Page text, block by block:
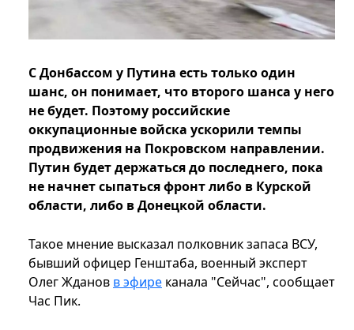
С Донбассом у Путина есть только один
шанс, он понимает, что второго шанса у него
не будет. Поэтому российские
оккупационные войска ускорили темпы
продвижения на Покровском направлении.
Путин будет держаться до последнего, пока
не начнет сыпаться фронт либо в Курской
области, либо в Донецкой области.
Такое мнение высказал полковник запаса ВСУ,
бывший офицер Генштаба, военный эксперт
Олег Жданов в эфире канала "Сейчас", сообщает
Час Пик.